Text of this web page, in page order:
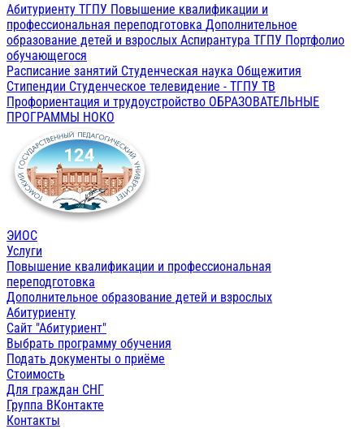
Абитуриенту ТГПУ Повышение квалификации и
профессиональная переподготовка Дополнительное
образование детей и взрослых Аспирантура ТГПУ Портфолио
обучающегося
Расписание занятий Студенческая наука Общежития
Стипендии Студенческое телевидение - ТГПУ ТВ
Профориентация и трудоустройство ОБРАЗОВАТЕЛЬНЫЕ
ПРОГРАММЫ НОКО
ЭИОС
Услуги
Повышение квалификации и профессиональная
переподготовка
Дополнительное образование детей и взрослых
Абитуриенту
Сайт "Абитуриент"
Выбрать программу обучения
Подать документы о приёме
Стоимость
Для граждан СНГ
Группа ВКонтакте
Контакты